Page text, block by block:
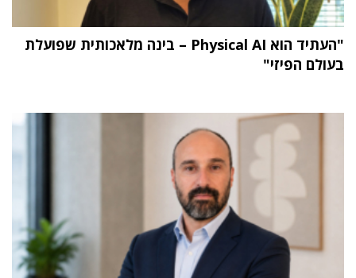
"העתיד הוא Physical AI – בינה מלאכותית שפועלת
בעולם הפיזי"